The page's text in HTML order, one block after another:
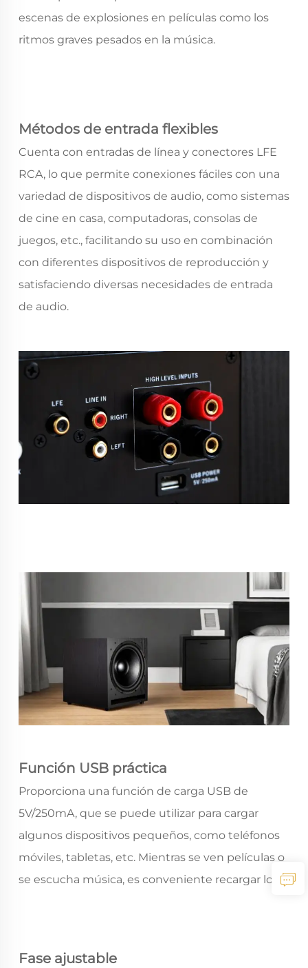
escenas de explosiones en películas como los
ritmos graves pesados en la música.
Métodos de entrada flexibles
Cuenta con entradas de línea y conectores LFE
RCA, lo que permite conexiones fáciles con una
variedad de dispositivos de audio, como sistemas
de cine en casa, computadoras, consolas de
juegos, etc., facilitando su uso en combinación
con diferentes dispositivos de reproducción y
satisfaciendo diversas necesidades de entrada
de audio.
Función USB práctica
Proporciona una función de carga USB de
5V/250mA, que se puede utilizar para cargar
algunos dispositivos pequeños, como teléfonos
móviles, tabletas, etc. Mientras se ven películas o
se escucha música, es conveniente recargar los
Fase ajustable